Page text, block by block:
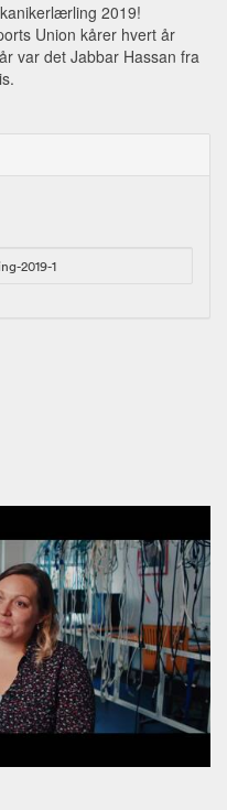
2019!
Union kårer hvert år
var det Jabbar Hassan fra